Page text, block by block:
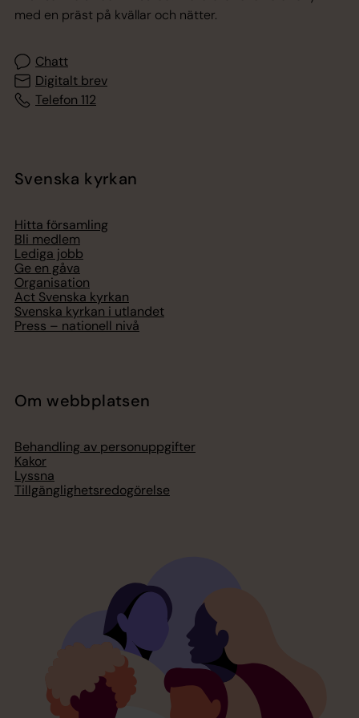
med en präst på kvällar och nätter.
Chatt
Digitalt brev
Telefon 112
Svenska kyrkan
Hitta församling
Bli medlem
Lediga jobb
Ge en gåva
Organisation
Act Svenska kyrkan
Svenska kyrkan i utlandet
Press – nationell nivå
Om webbplatsen
Behandling av personuppgifter
Kakor
Lyssna
Tillgänglighetsredogörelse